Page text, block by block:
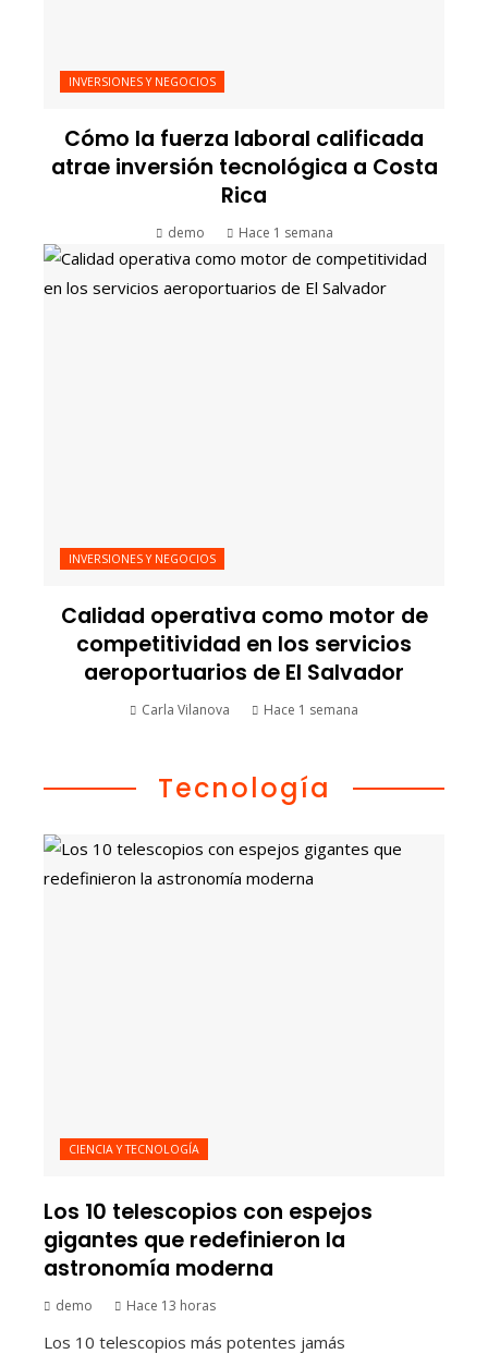
INVERSIONES Y NEGOCIOS
Cómo la fuerza laboral calificada
atrae inversión tecnológica a Costa
Rica
demo Hace 1 semana
INVERSIONES Y NEGOCIOS
Calidad operativa como motor de
competitividad en los servicios
aeroportuarios de El Salvador
Carla Vilanova Hace 1 semana
Tecnología
CIENCIA Y TECNOLOGÍA
Los 10 telescopios con espejos
gigantes que redefinieron la
astronomía moderna
demo Hace 13 horas
Los 10 telescopios más potentes jamás